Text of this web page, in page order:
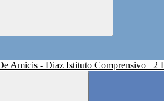
Istituto Comprensivo 2